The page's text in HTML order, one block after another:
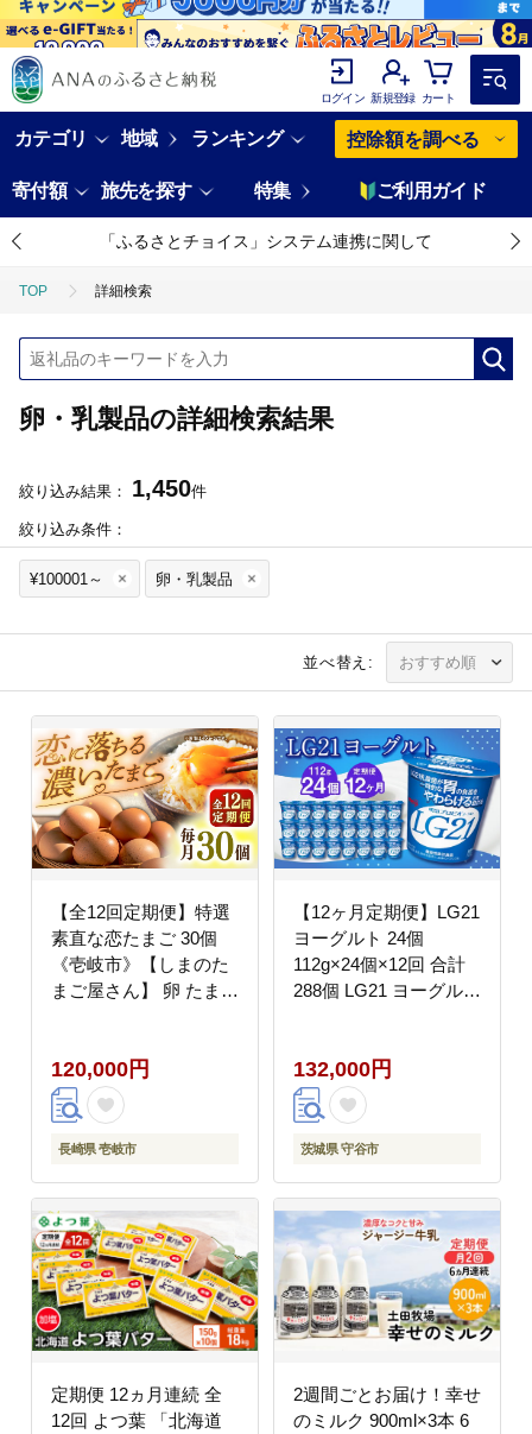
ログイン 新規登録 カート
カテゴリ 地域 ランキング 控除額を調べる
寄付額 旅先を探す 特集 ご利用ガイド
「ふるさとチョイス」システム連携に関して
TOP 詳細検索
卵・乳製品の詳細検索結果
絞り込み結果： 1,450件
絞り込み条件：
¥100001～ 卵・乳製品
並べ替え:
【全12回定期便】特選
素直な恋たまご 30個
《壱岐市》【しまのた
まご屋さん】 卵 たまご
ご飯 のし 定期便
[JAP021] 100000
100000円 10万円
120,000円
長崎県 壱岐市
【12ヶ月定期便】LG21
ヨーグルト 24個
112g×24個×12回 合計
288個 LG21 ヨーグルト
谷市
132,000円
茨城県 守谷市
定期便 12ヵ月連続 全
12回 よつ葉 「北海道
2週間ごとお届け！幸せ
のミルク 900ml×3本 6